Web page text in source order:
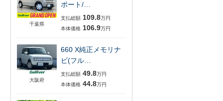
千葉県
ポート/…
支払総額 109.8万円
本体価格 106.9万円
大阪府
660 X純正メモリナ
ビ(フル…
支払総額 49.8万円
本体価格 44.8万円